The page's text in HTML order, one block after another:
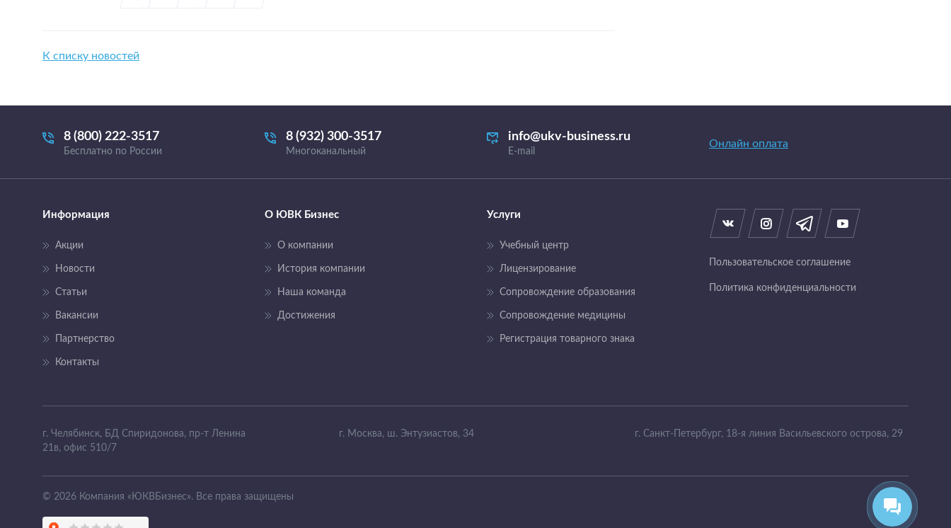
К списку новостей
8 (800) 222-3517
Бесплатно по России
8 (932) 300-3517
Многоканальный
info@ukv-business.ru
E-mail
Онлайн оплата
Информация
Акции
Новости
Статьи
Вакансии
Партнерство
Контакты
О ЮВК Бизнес
О компании
История компании
Наша команда
Достижения
Услуги
Учебный центр
Лицензирование
Сопровождение образования
Сопровождение медицины
Регистрация товарного знака
Пользовательское соглашение
Политика конфиденциальности
г. Челябинск, БД Спиридонова, пр-т Ленина
21в, офис 510/7
г. Москва, ш. Энтузиастов, 34 г. Санкт-Петербург, 18-я линия Васильевского острова, 29
© 2026 Компания «ЮКВБизнес». Все права защищены